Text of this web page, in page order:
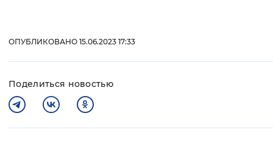
ОПУБЛИКОВАНО 15.06.2023 17:33
Поделиться новостью